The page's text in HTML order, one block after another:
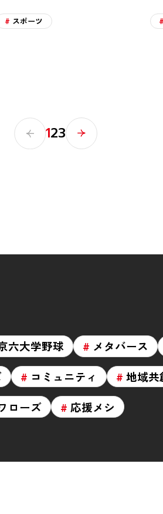
スポーツ
123
六大学野球 メタバース
コミュニティ 地域共
ローズ 応援メシ